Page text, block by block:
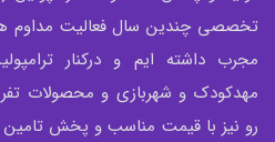
تخصصی چندین سال فعالیت مداوم
مجرب داشته ایم و درکنار
مهدکودک و شهربازی و محصولات
رو نیز با قیمت مناسب و پخش